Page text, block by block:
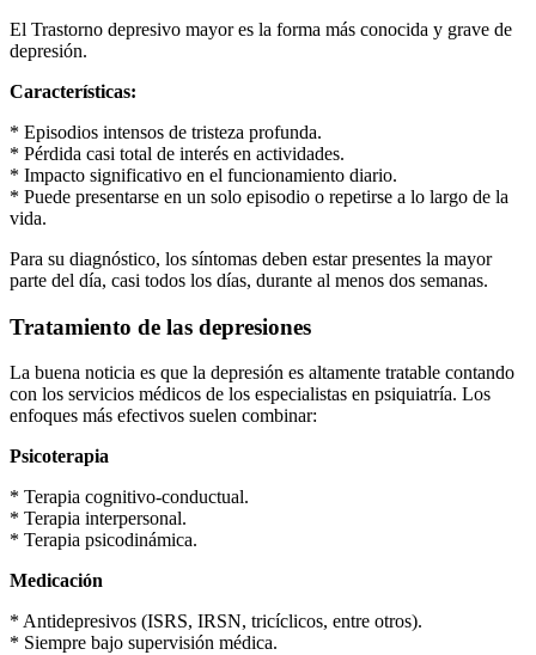
El Trastorno depresivo mayor es la forma más conocida y grave de
depresión.
Características:
* Episodios intensos de tristeza profunda.
* Pérdida casi total de interés en actividades.
* Impacto significativo en el funcionamiento diario.
* Puede presentarse en un solo episodio o repetirse a lo largo de la
vida.
Para su diagnóstico, los síntomas deben estar presentes la mayor
parte del día, casi todos los días, durante al menos dos semanas.
Tratamiento de las depresiones
La buena noticia es que la depresión es altamente tratable contando
con los servicios médicos de los especialistas en psiquiatría. Los
enfoques más efectivos suelen combinar:
Psicoterapia
* Terapia cognitivo-conductual.
* Terapia interpersonal.
* Terapia psicodinámica.
Medicación
* Antidepresivos (ISRS, IRSN, tricíclicos, entre otros).
* Siempre bajo supervisión médica.